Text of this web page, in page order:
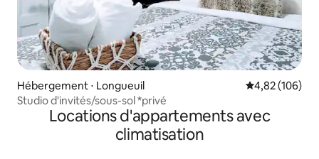
Hébergement ⋅ Longueuil Évaluation
4,82 (106)
Studio d'invités/sous-sol *privé
Locations d'appartements avec
climatisation